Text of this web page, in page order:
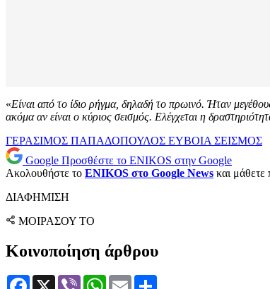
«Είναι από το ίδιο ρήγμα, δηλαδή το πρωινό. Ήταν
ακόμα αν είναι ο κύριος σεισμός. Ελέγχεται η
ΓΕΡΑΣΙΜΟΣ ΠΑΠΑΔΟΠΟΥΛΟΣ ΕΥΒΟΙΑ ΣΕΙΣΜΟΣ
Google Προσθέστε το ENIKOS στην Google
Ακολουθήστε το ENIKOS στο Google News και μάθετε
ΔΙΑΦΗΜΙΣΗ
ΜΟΙΡΑΣΟΥ ΤΟ
Κοινοποίηση άρθρου
Facebook
X Viber WhatsApp
Email